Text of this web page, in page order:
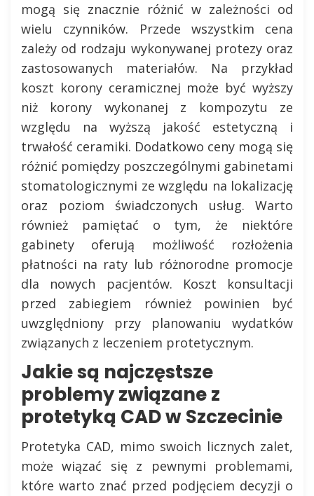
mogą się znacznie różnić w zależności od
wielu czynników. Przede wszystkim cena
zależy od rodzaju wykonywanej protezy oraz
zastosowanych materiałów. Na przykład
koszt korony ceramicznej może być wyższy
niż korony wykonanej z kompozytu ze
względu na wyższą jakość estetyczną i
trwałość ceramiki. Dodatkowo ceny mogą się
różnić pomiędzy poszczególnymi gabinetami
stomatologicznymi ze względu na lokalizację
oraz poziom świadczonych usług. Warto
również pamiętać o tym, że niektóre
gabinety oferują możliwość rozłożenia
płatności na raty lub różnorodne promocje
dla nowych pacjentów. Koszt konsultacji
przed zabiegiem również powinien być
uwzględniony przy planowaniu wydatków
związanych z leczeniem protetycznym.
Jakie są najczęstsze
problemy związane z
protetyką CAD w Szczecinie
Protetyka CAD, mimo swoich licznych zalet,
może wiązać się z pewnymi problemami,
które warto znać przed podjęciem decyzji o